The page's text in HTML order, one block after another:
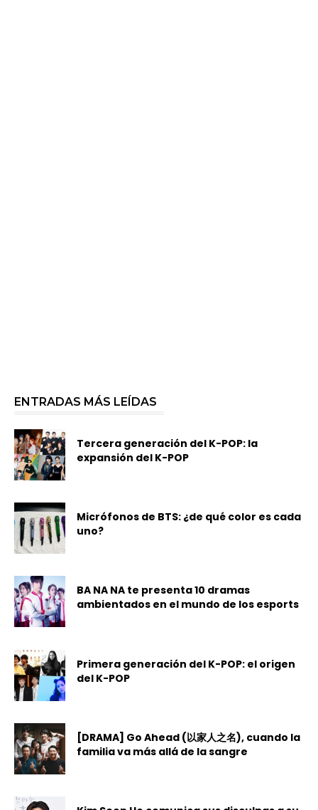
ENTRADAS MÁS LEÍDAS
Tercera generación del K-POP: la
expansión del K-POP
Micrófonos de BTS: ¿de qué color es cada
uno?
BA NA NA te presenta 10 dramas
ambientados en el mundo de los esports
Primera generación del K-POP: el origen
del K-POP
[DRAMA] Go Ahead (以家人之名), cuando la
familia va más allá de la sangre